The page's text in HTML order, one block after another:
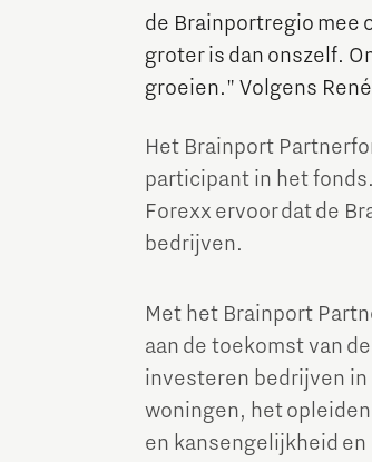
Micro and nano
de Brainportregio mee
groter is dan onszelf.
groeien." Volgens
Het Brainport
participant in het
Forexx ervoor dat de
bedrijven.
Met het Brainport
aan de toekomst van
investeren bedrijven
woningen, het
en kansengelijkheid